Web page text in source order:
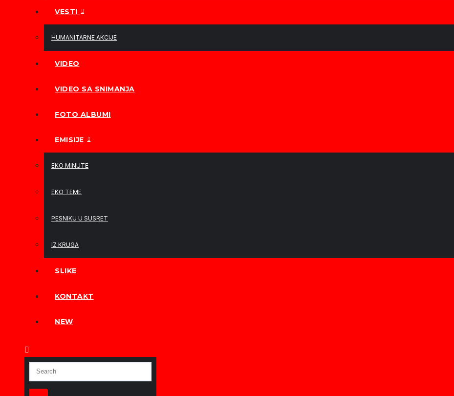
VESTI
HUMANITARNE AKCIJE
VIDEO
VIDEO SA SNIMANJA
FOTO ALBUMI
EMISIJE
EKO MINUTE
EKO TEME
PESNIKU U SUSRET
IZ KRUGA
SLIKE
KONTAKT
NEW